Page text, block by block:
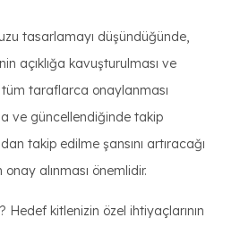
tasarlamayı düşündüğünde,
açıklığa kavuşturulması ve
taraflarca onaylanması
ve güncellendiğinde takip
takip edilme şansını artıracağı
alınması önemlidir.
Hedef kitlenizin özel ihtiyaçlarının